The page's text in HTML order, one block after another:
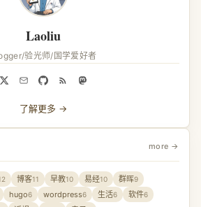
Laoliu
验光师/国学爱好者
了解更多 →
more →
博客11 早教10 易经10 群晖9
hugo6 wordpress6 生活6 软件6